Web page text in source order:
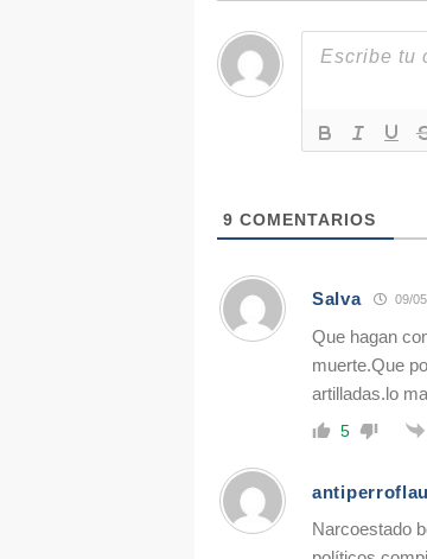
9 COMENTARIOS
Salva 09/
Que hagan
muerte.Que
artilladas.lo
5
Narcoestado